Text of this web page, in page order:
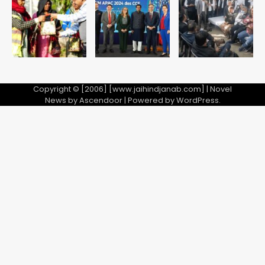
Copyright © [2006] [www.jaihindjanab.com] | Novel
News byAscendoor| Powered byWordPress.